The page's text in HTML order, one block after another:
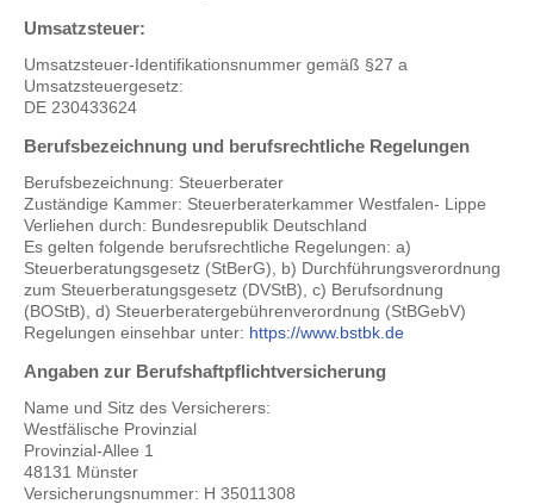
Umsatzsteuer:
Umsatzsteuer-Identifikationsnummer gemäß §27 a
Umsatzsteuergesetz:
DE 230433624
Berufsbezeichnung und berufsrechtliche Regelungen
Berufsbezeichnung: Steuerberater
Zuständige Kammer: Steuerberaterkammer Westfalen- Lippe
Verliehen durch: Bundesrepublik Deutschland
Es gelten folgende berufsrechtliche Regelungen: a)
Steuerberatungsgesetz (StBerG), b) Durchführungsverordnung
zum Steuerberatungsgesetz (DVStB), c) Berufsordnung
(BOStB), d) Steuerberatergebührenverordnung (StBGebV)
Regelungen einsehbar unter: https://www.bstbk.de
Angaben zur Berufshaftpflichtversicherung
Name und Sitz des Versicherers:
Westfälische Provinzial
Provinzial-Allee 1
48131 Münster
Versicherungsnummer: H 35011308